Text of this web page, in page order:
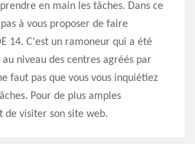
en main les tâches. Dans ce
à vous proposer de faire
14. C'est un ramoneur qui a été
niveau des centres agréés par
faut pas que vous vous inquiétiez
Pour de plus amples
visiter son site web.